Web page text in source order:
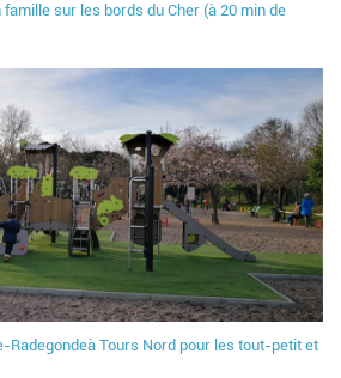
sur les bords du Cher (à 20 min de
Radegondeà Tours Nord pour les tout-petit et